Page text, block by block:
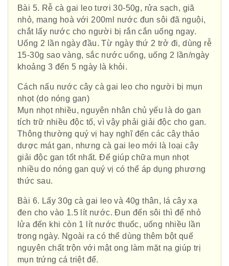
Bài 5. Rễ cà gai leo tươi 30-50g, rửa sạch, giã
nhỏ, mang hoà với 200ml nước đun sôi đã nguội,
chắt lấy nước cho người bị rắn cắn uống ngay.
Uống 2 lần ngày đầu. Từ ngày thứ 2 trở đi, dùng rễ
15-30g sao vàng, sắc nước uống, uống 2 lần/ngày
khoảng 3 đến 5 ngày là khỏi.
Cách nấu nước cây cà gai leo cho người bị mụn
nhọt (do nóng gan)
Mụn nhọt nhiều, nguyên nhân chủ yếu là do gan
tích trữ nhiều độc tố, vì vậy phải giải độc cho gan.
Thông thường quý vị hay nghĩ đến các cây thảo
dược mát gan, nhưng cà gai leo mới là loại cây
giải độc gan tốt nhất. Để giúp chữa mụn nhọt
nhiều do nóng gan quý vị có thể áp dụng phương
thức sau.
Bài 6. Lấy 30g cà gai leo và 40g thân, lá cây xạ
đen cho vào 1.5 lít nước. Đun đến sôi thì để nhỏ
lửa đến khi còn 1 lít nước thuốc, uống nhiều lần
trong ngày. Ngoài ra có thể dùng thêm bột quế
nguyên chất trộn với mật ong làm mặt nạ giúp trị
mụn trứng cá triệt để.
Hội Đông Y TP. Hà Nội
Phái đoàn Liên minh Châu Âu tại
Việt Nam
Hiệp hội bệnh viện tư nhân Việt
Nam